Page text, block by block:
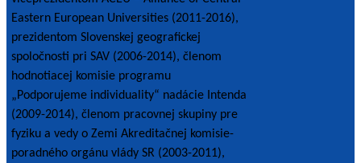
Eastern European Universities (2011-2016),
prezidentom Slovenskej geografickej
spoločnosti pri SAV (2006-2014), členom
hodnotiacej komisie programu
„Podporujeme individuality“ nadácie Intenda
(2009-2014), členom pracovnej skupiny pre
fyziku a vedy o Zemi Akreditačnej komisie-
poradného orgánu vlády SR (2003-2011),